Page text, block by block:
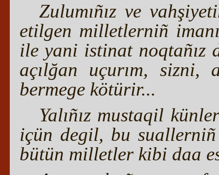
Zulumıñız ve
etilgen milletlerniñ
ile yani istinat noqtañız
açılğan uçurım, sizni,
bermege kötürir...
Yalıñız mustaqil
içün degil, bu suallerniñ
bütün milletler kibi daa